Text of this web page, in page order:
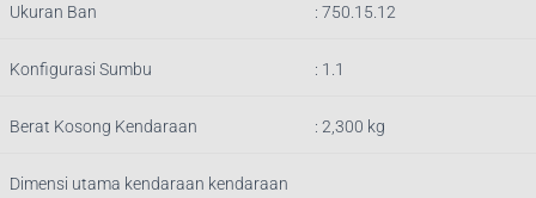
Ukuran Ban : 750.15.12
Konfigurasi Sumbu : 1.1
Berat Kosong Kendaraan : 2,300 kg
Dimensi utama kendaraan kendaraan